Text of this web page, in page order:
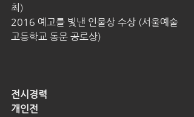
최)
2016 예고를 빛낸 인물상 수상 (서울예술
고등학교 동문 공로상)
전시경력
개인전